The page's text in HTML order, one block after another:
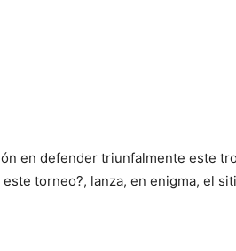
en defender triunfalmente este
torneo?, lanza, en enigma, el